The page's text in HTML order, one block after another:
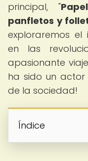
principal, "
panfletos y
exploraremos
en las
apasionante
ha sido un
de la sociedad!
Índice